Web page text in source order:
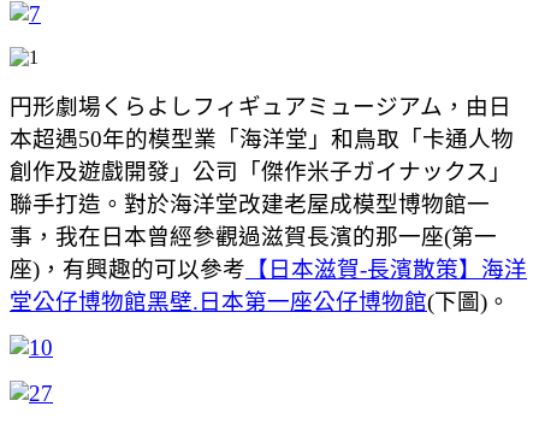
円形劇場くらよしフィギュアミュージアム，由日
本超遇50年的模型業「海洋堂」和鳥取「卡通人物
創作及遊戲開發」公司「傑作米子ガイナックス」
聯手打造。對於海洋堂改建老屋成模型博物館一
事，我在日本曾經參觀過滋賀長濱的那一座(第一
座)，有興趣的可以參考 【日本滋賀-長濱散策】海洋
堂公仔博物館黑壁.日本第一座公仔博物館(下圖)。